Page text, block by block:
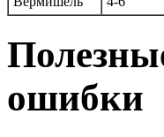
ошибки